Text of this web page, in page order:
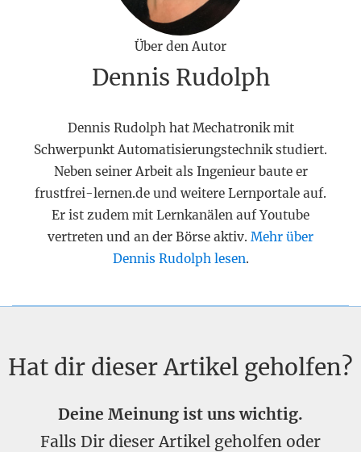
Über den Autor
Dennis Rudolph
Dennis Rudolph hat Mechatronik mit
Schwerpunkt Automatisierungstechnik studiert.
Neben seiner Arbeit als Ingenieur baute er
frustfrei-lernen.de und weitere Lernportale auf.
Er ist zudem mit Lernkanälen auf Youtube
vertreten und an der Börse aktiv. Mehr über
Dennis Rudolph lesen.
Hat dir dieser Artikel geholfen?
Deine Meinung ist uns wichtig.
Falls Dir dieser Artikel geholfen oder